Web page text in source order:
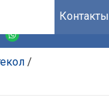
Контакты
/